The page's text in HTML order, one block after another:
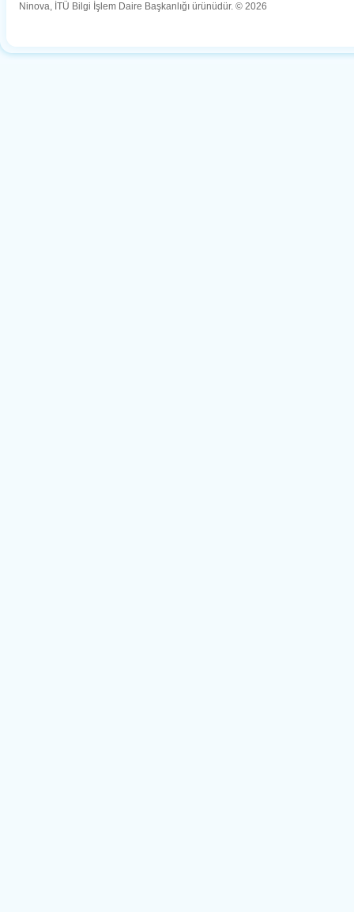
Ninova, İTÜ Bilgi İşlem Daire Başkanlığı ürünüdür. © 2026